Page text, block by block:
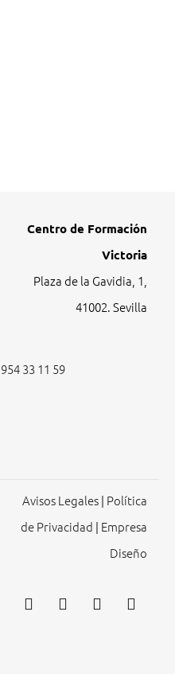
Centro de Formación
Victoria
Plaza de la Gavidia, 1,
41002. Sevilla
954 33 11 59
Avisos Legales
Política
de Privacidad
Empresa
Diseño